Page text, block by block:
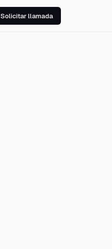
Solicitar llamada